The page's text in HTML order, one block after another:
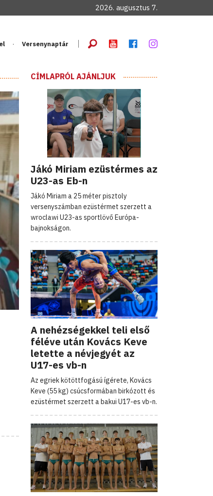
2026. augusztus 7.
Versenynaptár
CÍMLAPRÓL AJÁNLJUK
Jákó Miriam ezüstérmes az
U23-as Eb-n
Jákó Miriam a 25 méter pisztoly
versenyszámban ezüstérmet szerzett a
wroclawi U23-as sportlövő Európa-
bajnokságon.
A nehézségekkel teli első
féléve után Kovács Keve
letette a névjegyét az
U17-es vb-n
Az egriek kötöttfogású ígérete, Kovács
Keve (55 kg) csúcsformában birkózott és
ezüstérmet szerzett a bakui U17-es vb-n.